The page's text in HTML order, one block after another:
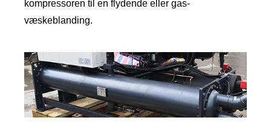
kompressoren til en flydende eller gas-
væskeblanding.